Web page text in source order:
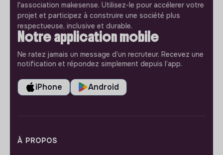
l'association makesense. Utilisez-le pour accélerer votre
projet et participez à construire une société plus
respectueuse, inclusive et durable.
Notre application mobile
Ne ratez jamais un message d’un recruteur. Recevez une
notification et répondez simplement depuis l’app.
iPhone Android
À PROPOS